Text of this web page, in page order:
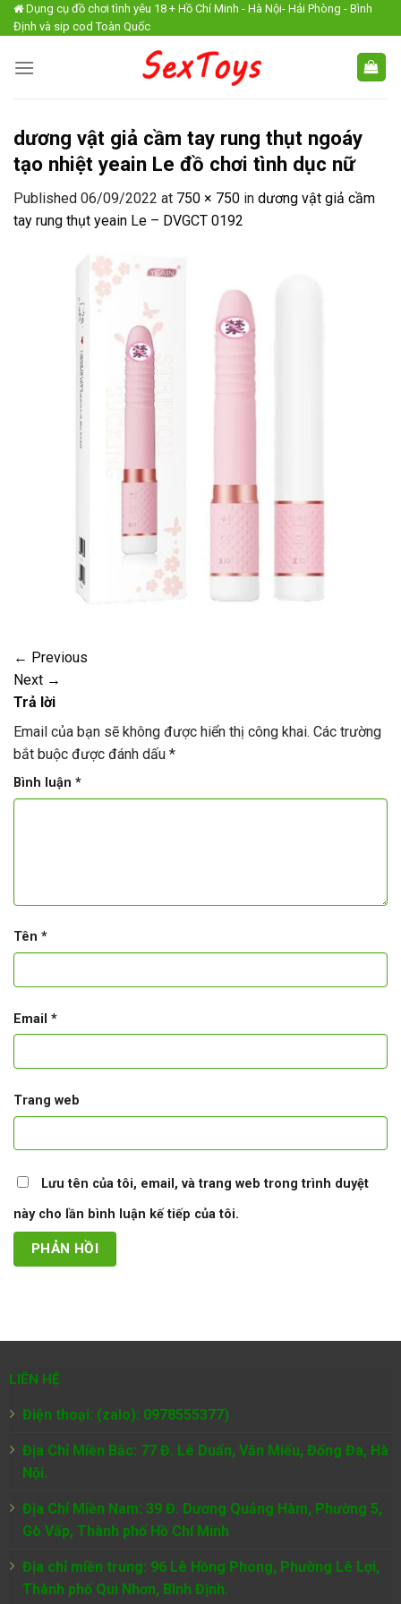
Skip
to
Dụng cụ đồ chơi tình yêu 18 + Hồ Chí Minh - Hà Nội- Hải Phòng - Bình
Định và sip cod Toàn Quốc
dương vật giả cầm tay rung thụt ngoáy
tạo nhiệt yeain Le đồ chơi tình dục nữ
Published 06/09/2022 at 750 × 750 in dương vật giả cầm
tay rung thụt yeain Le – DVGCT 0192
← Previous
Next →
Trả lời
Email của bạn sẽ không được hiển thị công khai. Các trường
bắt buộc được đánh dấu *
Bình luận *
Tên *
Email *
Trang web
Lưu tên của tôi, email, và trang web trong trình duyệt
này cho lần bình luận kế tiếp của tôi.
LIÊN HỆ
Điện thoại: (zalo): 0978555377)
Địa Chỉ Miền Bắc: 77 Đ. Lê Duẩn, Văn Miếu, Đống Đa, Hà
Nội.
Địa Chỉ Miền Nam: 39 Đ. Dương Quảng Hàm, Phường 5,
Gò Vấp, Thành phố Hồ Chí Minh
Địa chỉ miền trung: 96 Lê Hồng Phong, Phường Lê Lợi,
Thành phố Qui Nhơn, Bình Định.